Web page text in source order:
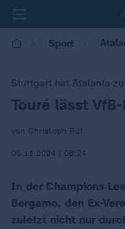
Sport
Stuttgart hat Atalanta zu
:
Touré lässt
von Christoph Ruf
06.11.2024 | 08:24
In der Champions
Bergamo, den Ex-
zuletzt nicht nur